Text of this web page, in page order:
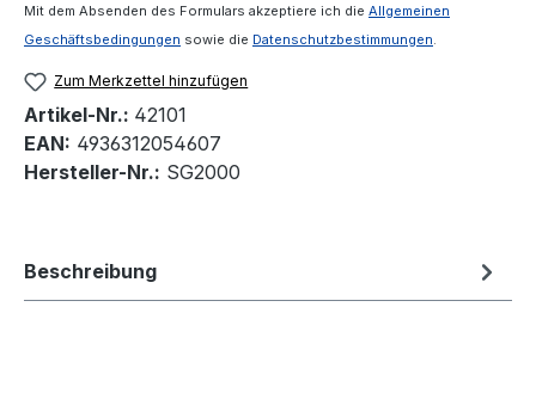
Mit dem Absenden des Formulars akzeptiere ich die Allgemeinen
Geschäftsbedingungen sowie die Datenschutzbestimmungen.
Zum Merkzettel hinzufügen
Artikel-Nr.: 42101
EAN: 4936312054607
Hersteller-Nr.: SG2000
Beschreibung